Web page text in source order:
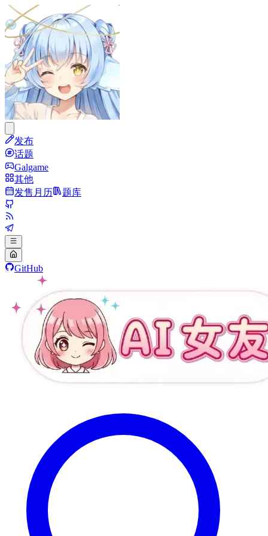
发布
话题
Galgame
其他
发售月历
题库
GitHub